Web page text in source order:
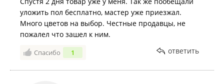
Только время потратили впустую
уложить пол бесплатно, мастер уже приезжал.
Много цветов на выбор. Честные продавцы, не
пожалел что зашел к ним.
Спасибо 1 ответить